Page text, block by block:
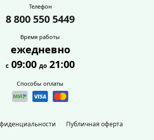
Публичная оферта
Телефон
8 800 550 5449
Время работы
ежедневно
с 09:00 до 21:00
Способы оплаты